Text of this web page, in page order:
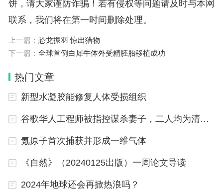
饼，请大家谨防诈骗！若有侵权等问题请及时与本网
联系，我们将在第一时间删除处理。
上一篇： 恐龙振羽 惊出猎物
下一篇： 全球首例白犀牛体外受精胚胎移植成功
热门文章
新型水凝胶能修复人体受损组织
谷歌华人工程师被指控谋杀妻子，二人均为清华本科毕业
氪原子首次捕获并形成一维气体
《自然》（20240125出版）一周论文导读
2024年地球还会再掀热浪吗？